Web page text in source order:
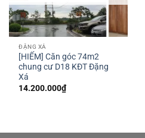
ĐẶNG XÁ
[HIẾM] Căn góc 74m2
chung cư D18 KĐT Đặng
Xá
14.200.000₫